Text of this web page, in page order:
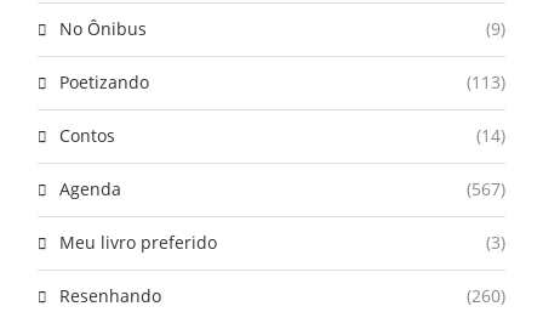
No Ônibus (9)
Poetizando (113)
Contos (14)
Agenda (567)
Meu livro preferido (3)
Resenhando (260)